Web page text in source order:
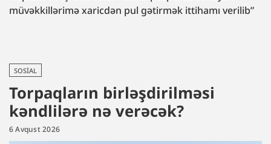
müvəkkillərimə xaricdən pul gətirmək ittihamı verilib”
SOSIAL
Torpaqların birləşdirilməsi
kəndlilərə nə verəcək?
6 Avqust 2026